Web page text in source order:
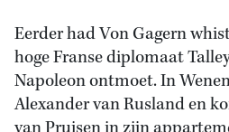
Eerder had Von Gagern
hoge Franse diplomaat
Napoleon ontmoet. In
Alexander van Rusland en